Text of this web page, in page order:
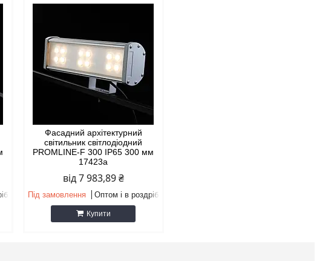
Фасадний архітектурний
світильник світлодіодний
PROMLINE-F 300 IP65 300 мм
17423а
від 7 983,89 ₴
Під замовлення Оптом і в роздріб
Купити